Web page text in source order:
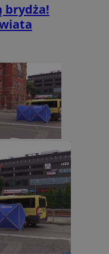
brydża!